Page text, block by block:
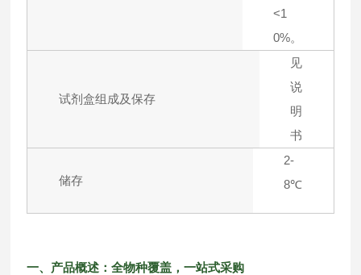
<1
0%。
试剂盒组成及保存
见
说
明
书
储存
2-
8℃
一、产品概述：全物种覆盖，一站式采购